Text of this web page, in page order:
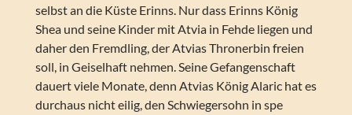
selbst an die Küste Erinns. Nur dass Erinns König
Shea und seine Kinder mit Atvia in Fehde liegen und
daher den Fremdling, der Atvias Thronerbin freien
soll, in Geiselhaft nehmen. Seine Gefangenschaft
dauert viele Monate, denn Atvias König Alaric hat es
durchaus nicht eilig, den Schwiegersohn in spe